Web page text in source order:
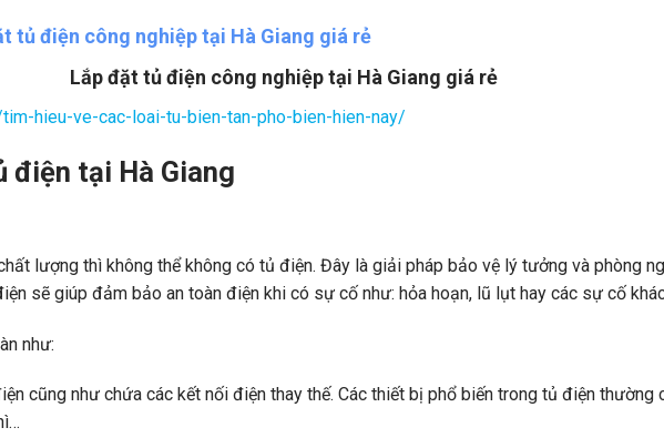
Lắp đặt tủ điện công nghiệp tại Hà Giang giá rẻ
hieu-ve-cac-loai-tu-bien-tan-pho-bien-hien-nay/
điện tại Hà Giang
lượng thì không thể không có tủ điện. Đây là giải pháp bảo vệ lý tưởng và phòng
sẽ giúp đảm bảo an toàn điện khi có sự cố như: hỏa hoạn, lũ lụt hay các sự cố
như:
cũng như chứa các kết nối điện thay thế. Các thiết bị phổ biến trong tủ điện thường